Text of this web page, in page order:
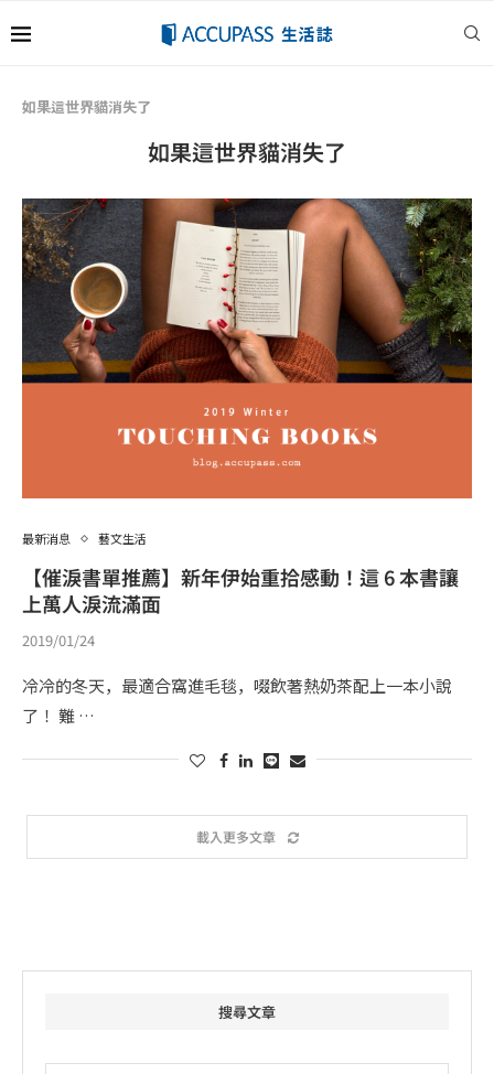
如果這世界貓消失了
如果這世界貓消失了
最新消息 藝文生活
【催淚書單推薦】新年伊始重拾感動！這 6 本書讓
上萬人淚流滿面
2019/01/24
冷冷的冬天，最適合窩進毛毯，啜飲著熱奶茶配上一本小說
了！ 難 …
載入更多文章
搜尋文章